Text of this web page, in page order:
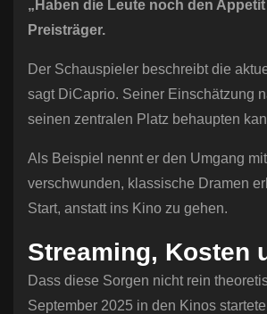
„Haben die Leute noch den
Preisträger.
Der Schauspieler beschreibt die
sagt DiCaprio. Seiner Einschätzung
seinen zentralen Platz behaupten
Als Beispiel nennt er den Umgang
verschwunden, klassische Dramen
Start, anstatt ins Kino zu gehen.
Streaming, Kosten
Dass diese Sorgen nicht rein
September 2025 in den Kinos